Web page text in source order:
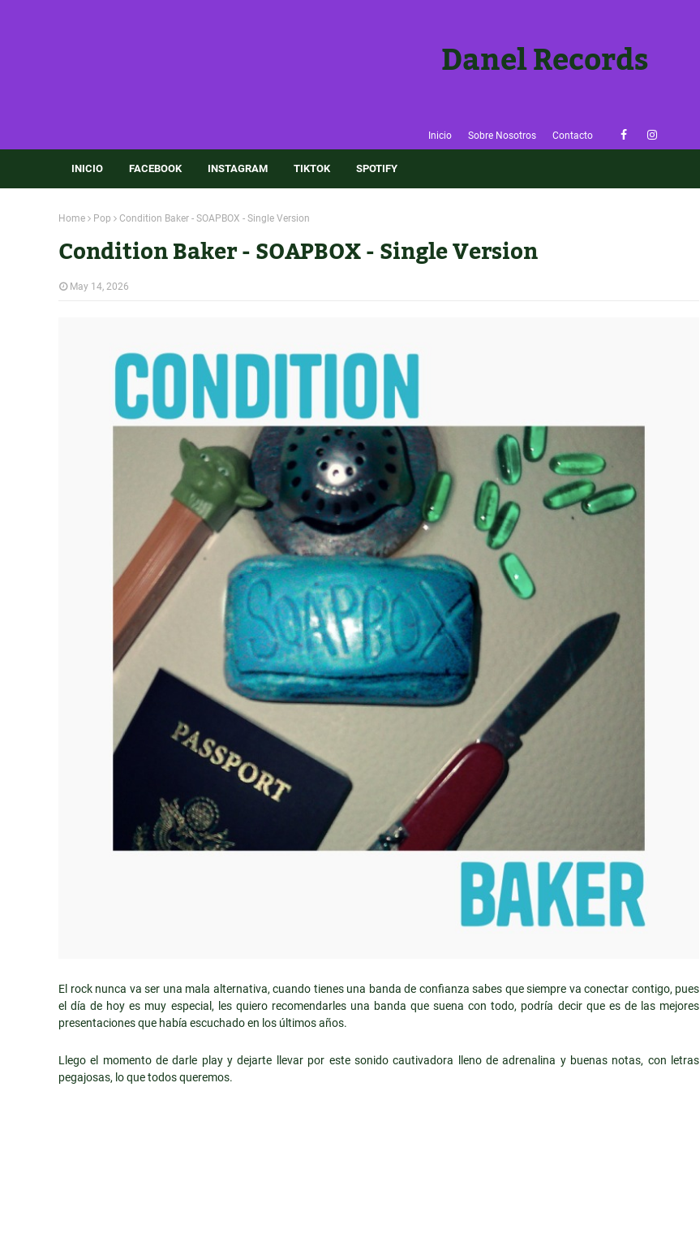
Danel Records
Inicio Sobre Nosotros Contacto
INICIO FACEBOOK INSTAGRAM TIKTOK SPOTIFY
Home Pop Condition Baker - SOAPBOX - Single Version
Condition Baker - SOAPBOX - Single Version
May 14, 2026
El rock nunca va ser una mala alternativa, cuando tienes una banda de confianza sabes que siempre va conectar contigo, pues
el día de hoy es muy especial, les quiero recomendarles una banda que suena con todo, podría decir que es de las mejores
presentaciones que había escuchado en los últimos años.
Llego el momento de darle play y dejarte llevar por este sonido cautivadora lleno de adrenalina y buenas notas, con letras
pegajosas, lo que todos queremos.